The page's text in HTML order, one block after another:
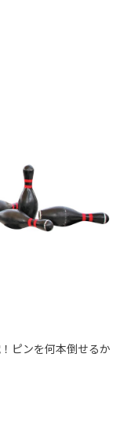
ピンを何本倒せるか